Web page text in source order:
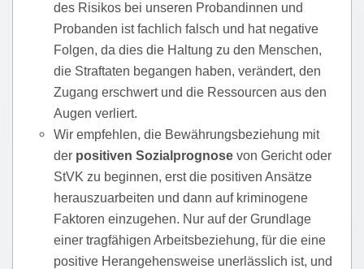
des Risikos bei unseren Probandinnen und
Probanden ist fachlich falsch und hat negative
Folgen, da dies die Haltung zu den Menschen,
die Straftaten begangen haben, verändert, den
Zugang erschwert und die Ressourcen aus den
Augen verliert.
Wir empfehlen, die Bewährungsbeziehung mit
der positiven Sozialprognose von Gericht oder
StVK zu beginnen, erst die positiven Ansätze
herauszuarbeiten und dann auf kriminogene
Faktoren einzugehen. Nur auf der Grundlage
einer tragfähigen Arbeitsbeziehung, für die eine
positive Herangehensweise unerläss lich ist, und